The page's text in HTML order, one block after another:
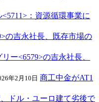
：資源循環事業に
ー<6579>の吉永社長、
年2月10日 商工中金がAT1